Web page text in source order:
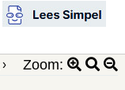
› Zoom: